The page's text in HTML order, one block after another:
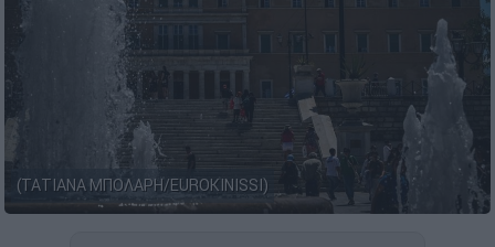
(ΤΑΤΙΑΝΑ ΜΠΟΛΑΡΗ/EUROKINISSI)